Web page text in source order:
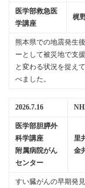
医学部救急医
学講座
梶
熊本県での地震発生
ーとして被災地で支
と変わる状況を捉え
べました。
2026.7.16
医学部胆膵外
科学講座
附属病院がん
センター
里
金
すい臓がんの早期発